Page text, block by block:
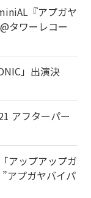
『アプガヤ
タワーレコー
」出演決
アフターパー
アップアップガ
アプガヤバイパ